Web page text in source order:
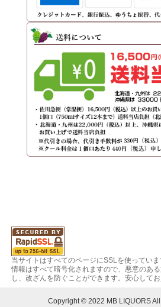
当サイトはすべてのページにSSLを使ってい
情報はすべて暗号化されますので、悪意のあ
し、改ざんを防ぐことができます。安心して
Copyright © 2022 MB LIQUORS